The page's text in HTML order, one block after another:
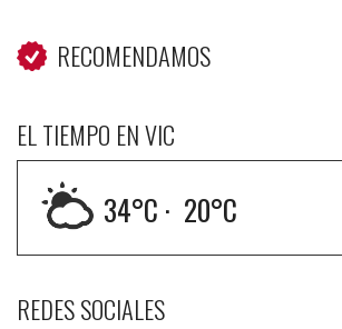
RECOMENDAMOS
EL TIEMPO EN VIC
34°C · 20°C
REDES SOCIALES